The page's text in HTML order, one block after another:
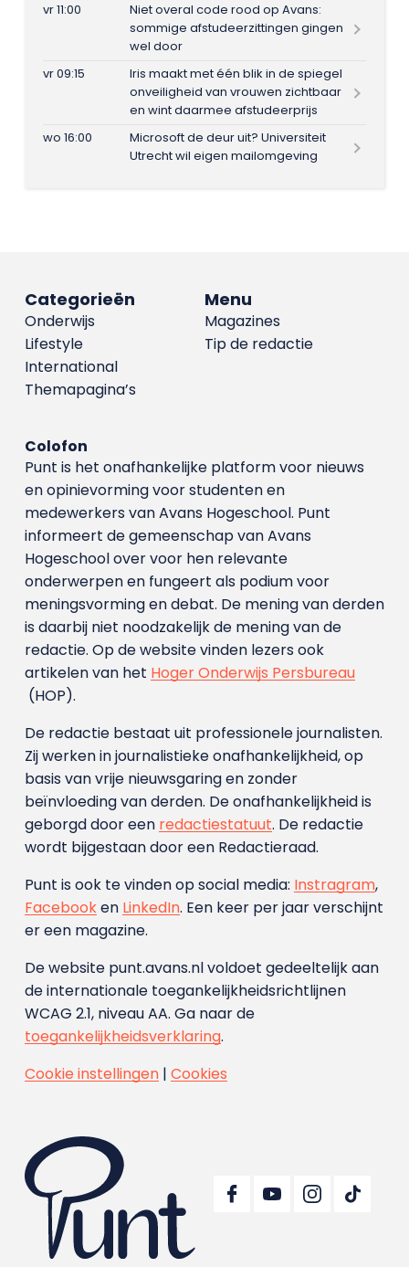
vr 11:00
Niet overal code rood op Avans:
sommige afstudeerzittingen gingen
wel door
vr 09:15
Iris maakt met één blik in de spiegel
onveiligheid van vrouwen zichtbaar
en wint daarmee afstudeerprijs
wo 16:00
Microsoft de deur uit? Universiteit
Utrecht wil eigen mailomgeving
Menu
Magazines
Tip de redactie
Categorieën
Onderwijs
Lifestyle
International
Themapagina’s
Colofon
Punt is het onafhankelijke platform voor nieuws
en opinievorming voor studenten en
medewerkers van Avans Hoge­school. Punt
informeert de gemeenschap van Avans
Hogeschool over voor hen relevante
onderwerpen en fungeert als podium voor
meningsvorming en debat. De mening van derden
is daarbij niet noodzakelijk de mening van de
redactie. Op de website vinden lezers ook
artikelen van het Hoger Onderwijs Persbureau
(HOP).
De redactie bestaat uit professionele journalisten.
Zij werken in journalistieke onafhankelijkheid, op
basis van vrije nieuwsgaring en zonder
beïnvloeding van derden. De onafhankelijkheid is
geborgd door een redactiestatuut. De redactie
wordt bijgestaan door een Redactieraad.
Punt is ook te vinden op social media: Instragram,
Facebooken LinkedIn. Een keer per jaar verschijnt
er een magazine.
De website punt.avans.nl voldoet gedeeltelijk aan
de internationale toegankelijkheidsrichtlijnen
WCAG 2.1, niveau AA. Ga naar de
toegankelijkheidsverklaring.
Cookie instellingen| Cookies